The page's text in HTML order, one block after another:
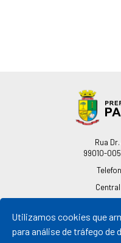
Utilizamos cookies que
para análise de tráfego de
Rua
99010-